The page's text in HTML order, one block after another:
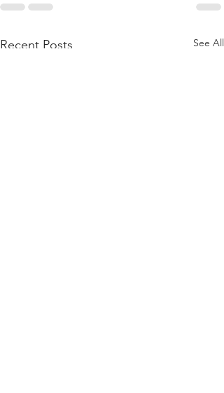
Recent Posts See All